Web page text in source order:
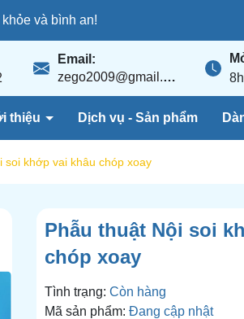
và bình an!
Email:
zego2009@gmail.com
thiệu Dịch vụ - Sản phẩm
soi khớp vai khâu chóp xoay
Phẫu thuật Nội soi
chóp xoay
Tình trạng: Còn hàng
Mã sản phẩm: Đang cập nhật